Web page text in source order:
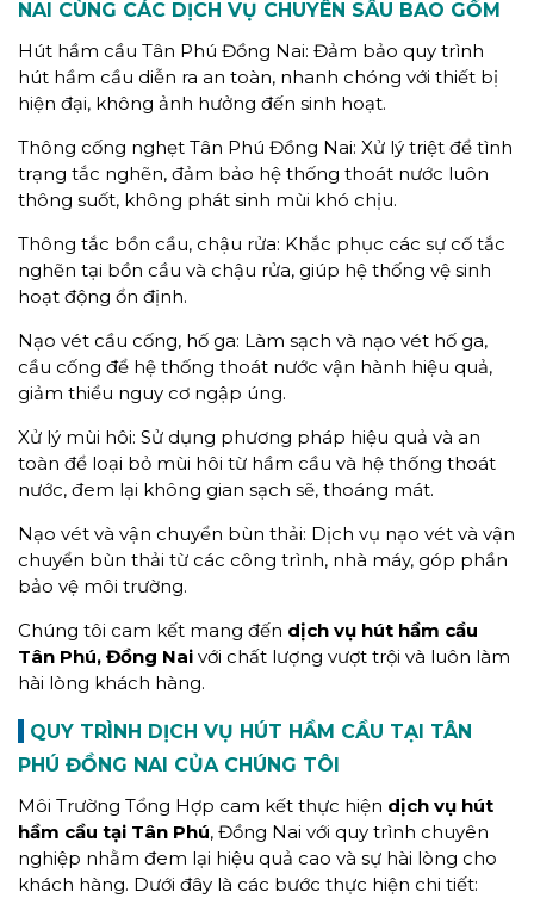
NAI CÙNG CÁC DỊCH VỤ CHUYÊN SÂU BAO GỒM
Hút hầm cầu Tân Phú Đồng Nai: Đảm bảo quy trình
hút hầm cầu diễn ra an toàn, nhanh chóng với thiết bị
hiện đại, không ảnh hưởng đến sinh hoạt.
Thông cống nghẹt Tân Phú Đồng Nai: Xử lý triệt để tình
trạng tắc nghẽn, đảm bảo hệ thống thoát nước luôn
thông suốt, không phát sinh mùi khó chịu.
Thông tắc bồn cầu, chậu rửa: Khắc phục các sự cố tắc
nghẽn tại bồn cầu và chậu rửa, giúp hệ thống vệ sinh
hoạt động ổn định.
Nạo vét cầu cống, hố ga: Làm sạch và nạo vét hố ga,
cầu cống để hệ thống thoát nước vận hành hiệu quả,
giảm thiểu nguy cơ ngập úng.
Xử lý mùi hôi: Sử dụng phương pháp hiệu quả và an
toàn để loại bỏ mùi hôi từ hầm cầu và hệ thống thoát
nước, đem lại không gian sạch sẽ, thoáng mát.
Nạo vét và vận chuyển bùn thải: Dịch vụ nạo vét và vận
chuyển bùn thải từ các công trình, nhà máy, góp phần
bảo vệ môi trường.
Chúng tôi cam kết mang đến dịch vụ hút hầm cầu
Tân Phú, Đồng Nai với chất lượng vượt trội và luôn làm
hài lòng khách hàng.
QUY TRÌNH DỊCH VỤ HÚT HẦM CẦU TẠI TÂN
PHÚ ĐỒNG NAI CỦA CHÚNG TÔI
Môi Trường Tổng Hợp cam kết thực hiện dịch vụ hút
hầm cầu tại Tân Phú, Đồng Nai với quy trình chuyên
nghiệp nhằm đem lại hiệu quả cao và sự hài lòng cho
khách hàng. Dưới đây là các bước thực hiện chi tiết: